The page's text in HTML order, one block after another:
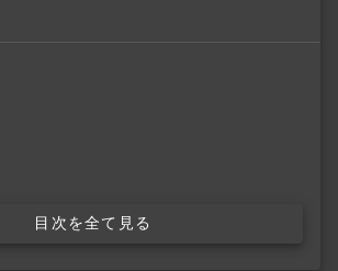
目次を全て見る